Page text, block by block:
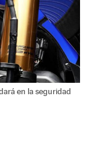
en la seguridad